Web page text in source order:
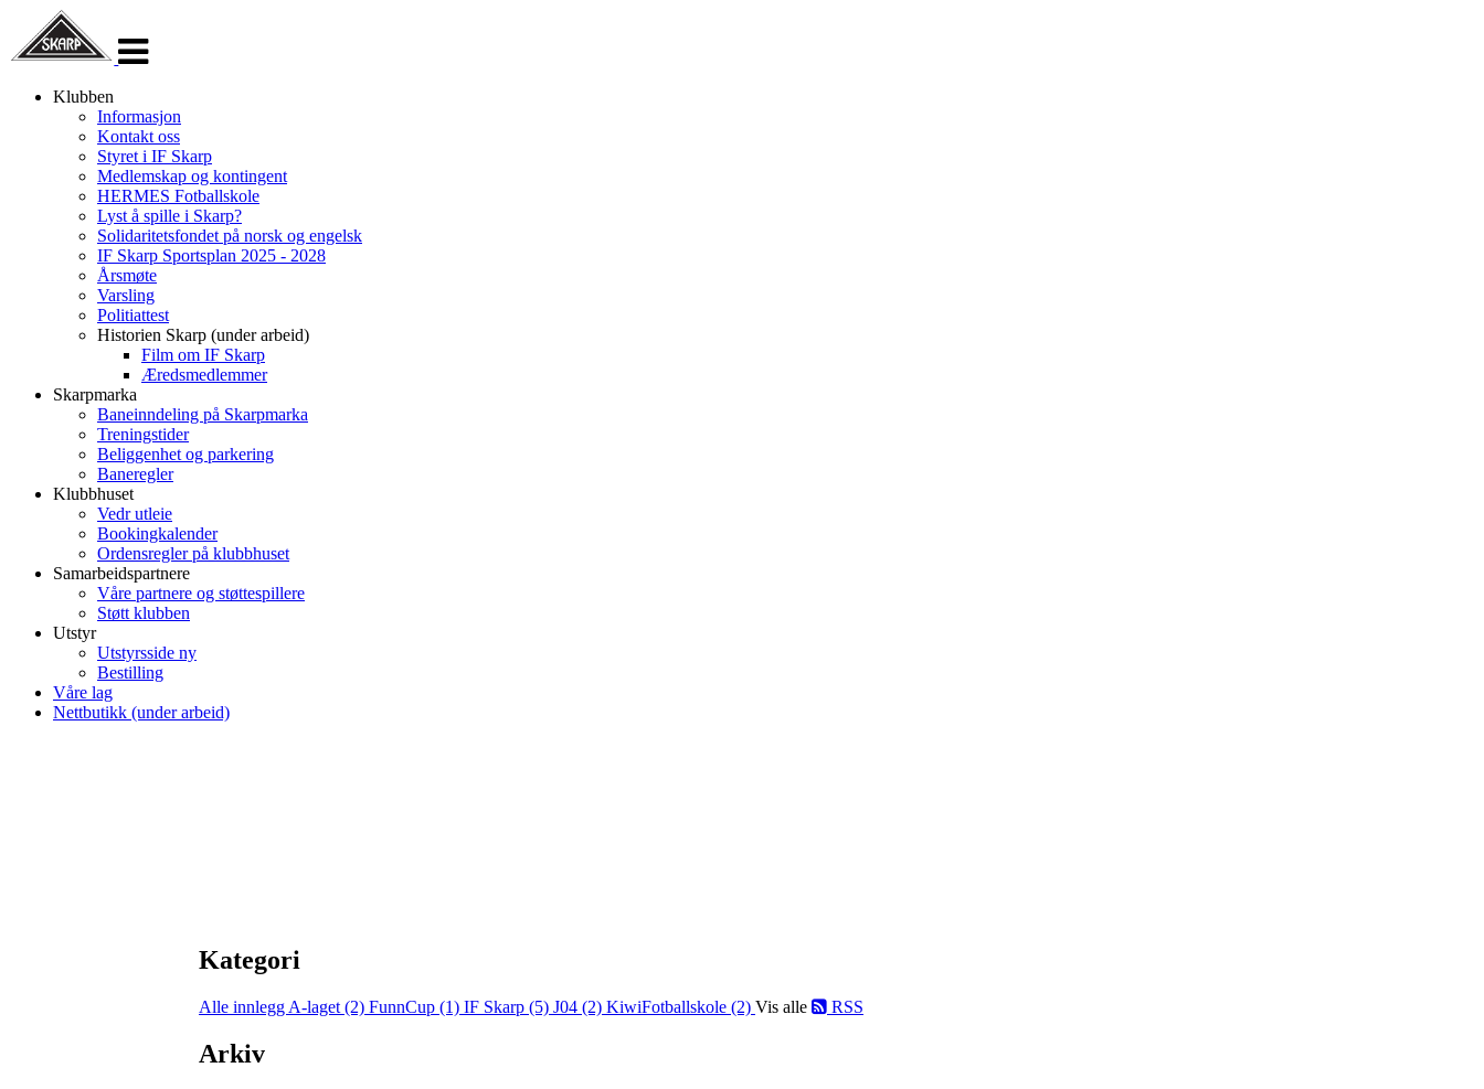
navigasjon
Klubben
Informasjon
Kontakt oss
Styret i IF Skarp
Medlemskap og kontingent
HERMES Fotballskole
Lyst å spille i Skarp?
Solidaritetsfondet på norsk og engelsk
IF Skarp Sportsplan 2025 - 2028
Årsmøte
Varsling
Politiattest
Historien Skarp (under arbeid)
Film om IF Skarp
Æredsmedlemmer
Skarpmarka
Baneinndeling på Skarpmarka
Treningstider
Beliggenhet og parkering
Baneregler
Klubbhuset
Vedr utleie
Bookingkalender
Ordensregler på klubbhuset
Samarbeidspartnere
Våre partnere og støttespillere
Støtt klubben
Utstyr
Utstyrsside ny
Bestilling
Våre lag
Nettbutikk (under arbeid)
Kategori
Alle innlegg A-laget (2) FunnCup (1) IF Skarp (5) J04 (2) KiwiFotballskole (2) Vis alle RSS
Arkiv